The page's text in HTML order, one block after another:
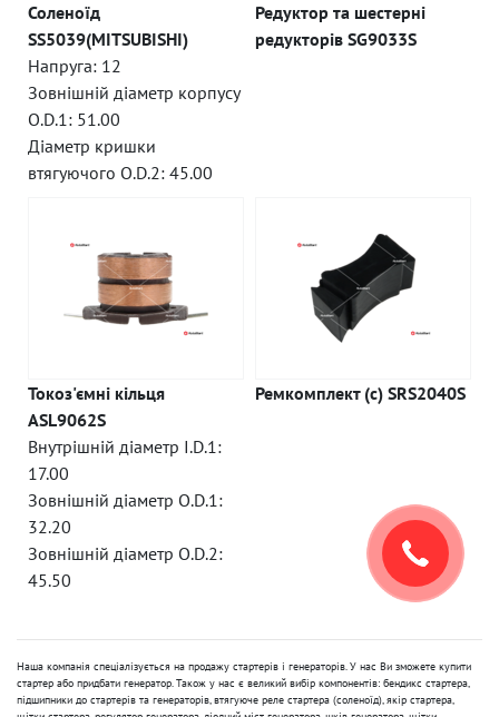
Соленоїд
SS5039(MITSUBISHI)
Напруга: 12
Зовнішній діаметр корпусу
O.D.1: 51.00
Діаметр кришки
втягуючого O.D.2: 45.00
Редуктор та шестерні
редукторів SG9033S
Токоз'ємні кільця
ASL9062S
Внутрішній діаметр I.D.1:
17.00
Зовнішній діаметр O.D.1:
32.20
Зовнішній діаметр O.D.2:
45.50
Ремкомплект (c) SRS2040S
Наша компанія спеціалізується на продажу стартерів і генераторів. У нас Ви зможете купити
стартер або придбати генератор. Також у нас є великий вибір компонентів: бендикс стартера,
підшипники до стартерів та генераторів, втягуюче реле стартера (соленоїд), якір стартера,